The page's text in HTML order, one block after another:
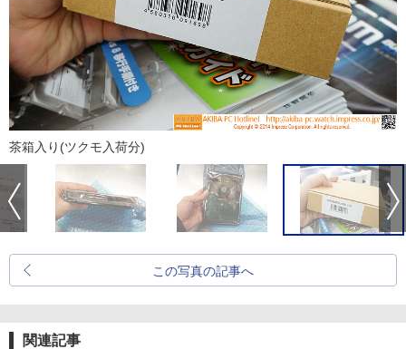
茶箱入り(ツクモ入荷分)
この写真の記事へ
関連記事